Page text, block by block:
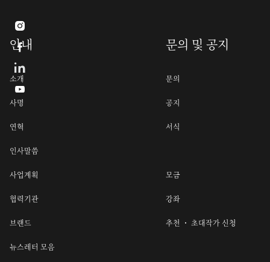
안내
소개
사명
연혁
인사말씀
사업계획
협력기관
브랜드
뉴스레터 모음
문의 및 공지
문의
공지
서식
모금
강좌
추천 ・ 초대작가 신청


